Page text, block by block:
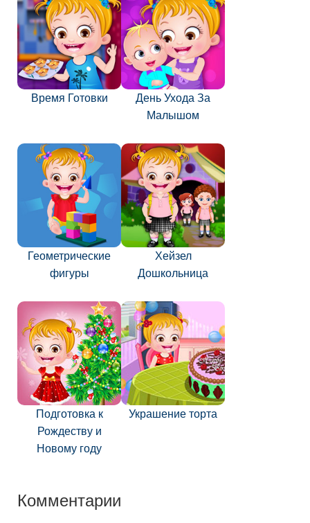
Время Готовки
День Ухода За
Малышом
Геометрические
фигуры
Хейзел
Дошкольница
Подготовка к
Рождеству и
Новому году
Украшение торта
Комментарии